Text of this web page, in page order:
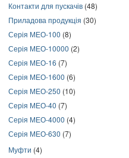
Контакти для пускачів (48)
Приладова продукція (30)
Серія МЕО-100 (8)
Серія МЕО-10000 (2)
Серія МЕО-16 (7)
Серія МЕО-1600 (6)
Серія МЕО-250 (10)
Серія МЕО-40 (7)
Серія МЕО-4000 (4)
Серія МЕО-630 (7)
Муфти (4)